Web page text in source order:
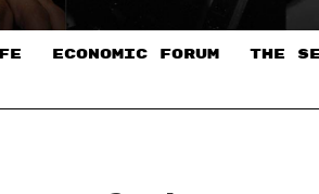
ECONOMIC FORUM THE